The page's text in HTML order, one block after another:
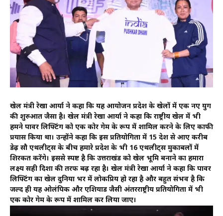
खेल मंत्री रेखा आर्या ने कहा कि यह आयोजन प्रदेश के खेलों में एक नए युग
की शुरुआत जैसा है। खेल मंत्री रेखा आर्या ने कहा कि राष्ट्रीय खेल में भी
हमने पावर लिफ्टिंग को एक कोर गेम के रूप में शामिल करने के लिए काफी
प्रयास किया था। उन्होंने कहा कि इस प्रतियोगिता में 15 देश से आए करीब
डेढ़ सौ एथलीट्स के बीच हमारे प्रदेश के भी 16 एथलीट्स मुकाबलों में
शिरकत करेंगे। इससे स्पष्ट है कि उत्तराखंड को खेल भूमि बनाने का हमारा
लक्ष्य सही दिशा की तरफ बढ़ रहा है। खेल मंत्री रेखा आर्या ने कहा कि पावर
लिफ्टिंग का खेल दुनिया भर में लोकप्रिय हो रहा है और बहुत संभव है कि
जल्द ही यह ओलंपिक और एशियाड जैसी अंतरराष्ट्रीय प्रतियोगिता में भी
एक कोर गेम के रूप में शामिल कर लिया जाए।